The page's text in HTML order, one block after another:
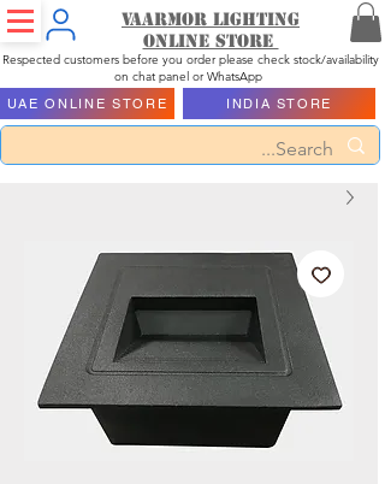
Vaarmor Lighting
ONLINE STORE
Respected customers before you order please check stock/availability
on chat panel or WhatsApp
UAE ONLINE STORE INDIA STORE